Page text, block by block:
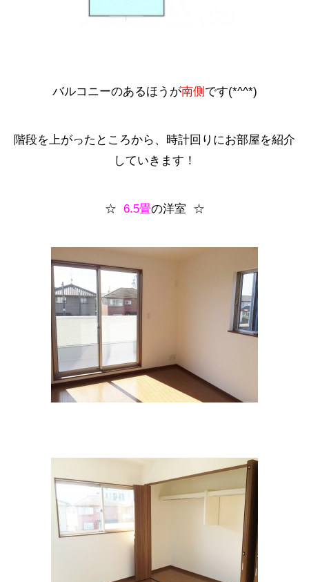
バルコニーのあるほうが南側 です(*^^*)
階段を上がったところから、時計回りにお部屋を紹介
していきます！
☆ 6.5畳の洋室 ☆